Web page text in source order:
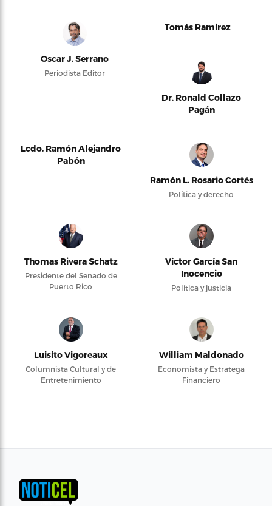
Oscar J. Serrano
Periodista Editor
Tomás Ramírez
Dr. Ronald Collazo
Pagán
Lcdo. Ramón Alejandro
Pabón
Ramón L. Rosario Cortés
Política y derecho
Thomas Rivera Schatz
Presidente del Senado de
Puerto Rico
Víctor García San
Inocencio
Política y justicia
Luisito Vigoreaux
Columnista Cultural y de
Entretenimiento
William Maldonado
Economista y Estratega
Financiero